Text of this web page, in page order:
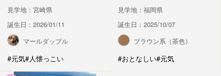
見学地：宮崎県
誕生日：2026/01/11
マールダップル
#元気#人懐っこい
見学地：福岡県
誕生日：2025/10/07
ブラウン系（茶色）
#おとなしい#元気